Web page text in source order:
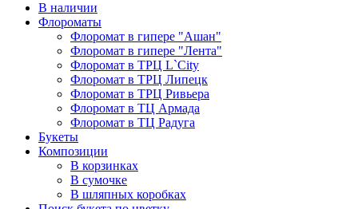
В наличии
Флороматы
Флоромат в гипере "Ашан"
Флоромат в гипере "Лента"
Флоромат в ТРЦ L`City
Флоромат в ТРЦ Липецк
Флоромат в ТРЦ Ривьера
Флоромат в ТЦ Армада
Флоромат в ТЦ Радуга
Букеты
Композиции
В корзинках
В сумочке
В шляпных коробках